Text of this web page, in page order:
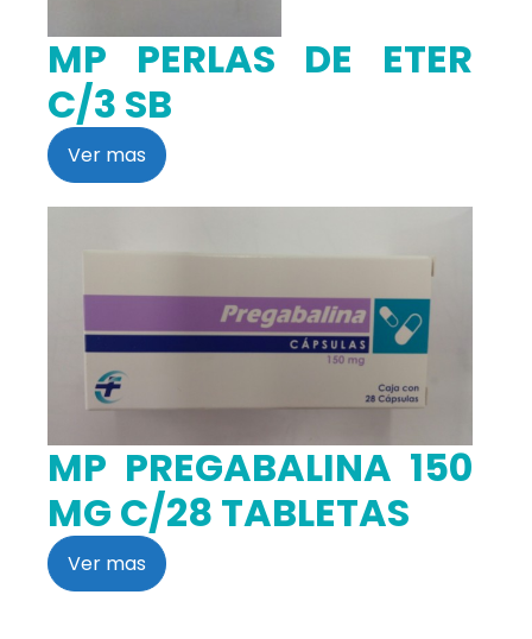
MP PERLAS DE ETER
C/3 SB
Ver mas
MP PREGABALINA 150
MG C/28 TABLETAS
Ver mas